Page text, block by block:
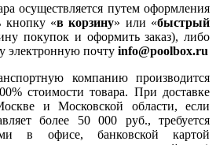
осуществляется путем оформления
кнопку «в корзину» или «быстрый
покупок и оформить заказ), либо
электронную почту info@poolbox.ru
компанию производится
стоимости товара. При доставке
и Московской области, если
более 50 000 руб., требуется
в офисе, банковской картой